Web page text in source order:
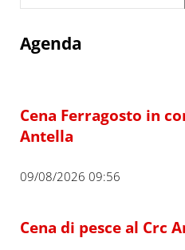
Agenda
Cena Ferragosto in
Antella
09/08/2026 09:56
Cena di pesce al Crc